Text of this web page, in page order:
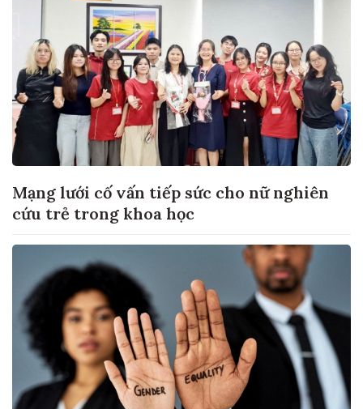
Mạng lưới cố vấn tiếp sức cho nữ nghiên
cứu trẻ trong khoa học